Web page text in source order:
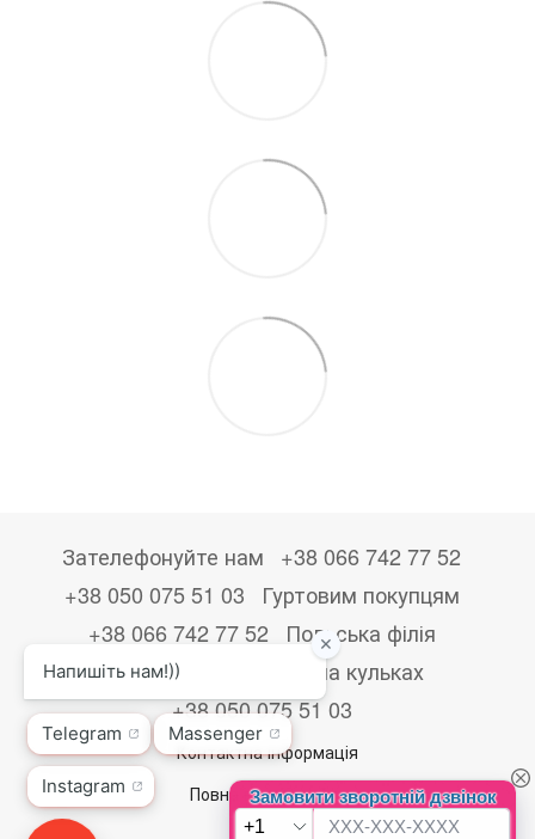
Зателефонуйте нам
+38 066 742 77 52
+38 050 075 51 03
Гуртовим покупцям
+38 066 742 77 52
Польська філія
+48533867723
Друк на кульках
+38 050 075 51 03
Контактна інформація
Повна версія сайту